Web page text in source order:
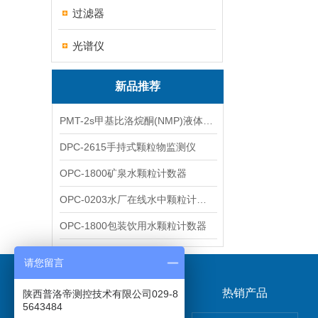
过滤器
光谱仪
新品推荐
DPC-2615手持式颗粒物监测仪
OPC-1800矿泉水颗粒计数器
OPC-1800包装饮用水颗粒计数器
关于我们 热销产品
请您留言
陕西普洛帝测控技术有限公司029-8
5643484